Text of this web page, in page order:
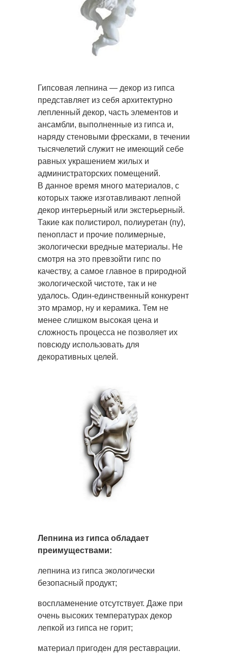
Гипсовая лепнина — декор из гипса
представляет из себя архитектурно
лепленный декор, часть элементов и
ансамбли, выполненные из гипса и,
наряду стеновыми фресками, в течении
тысячелетий служит не имеющий себе
равных украшением жилых и
администраторских помещений.
В данное время много материалов, с
которых также изготавливают лепной
декор интерьерный или экстерьерный.
Такие как полистирол, полиуретан (пу),
пенопласт и прочие полимерные,
экологически вредные материалы. Не
смотря на это превзойти гипс по
качеству, а самое главное в природной
экологической чистоте, так и не
удалось. Один-единственный конкурент
это мрамор, ну и керамика. Тем не
менее слишком высокая цена и
сложность процесса не позволяет их
повсюду использовать для
декоративных целей.
Лепнина из гипса обладает
преимуществами:
лепнина из гипса экологически
безопасный продукт;
воспламенение отсутствует. Даже при
очень высоких температурах декор
лепкой из гипса не горит;
материал пригоден для реставрации.